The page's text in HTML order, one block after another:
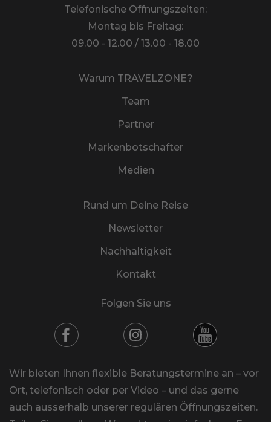
Telefonische Öffnungszeiten:
Montag bis Freitag:
09.00 - 12.00 / 13.00 - 18.00
Warum TRAVELZONE?
Team
Partner
Markenbotschafter
Medien
Rund um Deine Reise
Newsletter
Nachhaltigkeit
Kontakt
Folgen Sie uns
Wir bieten Ihnen flexible Beratungstermine an – vor
Ort, telefonisch oder per Video – und das gerne
auch ausserhalb unserer regulären Öffnungszeiten.